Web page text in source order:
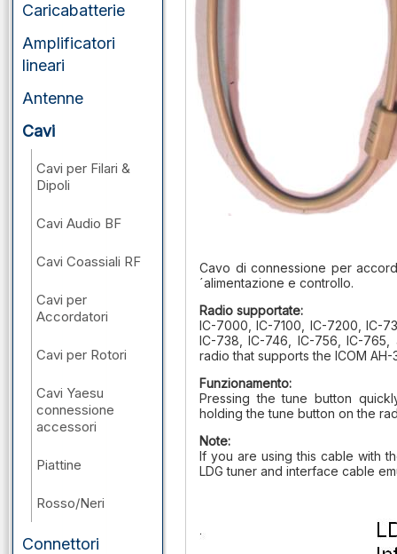
Caricabatterie
Amplificatori
lineari
Antenne
Cavi
Cavi per Filari &
Dipoli
Cavi Audio BF
Cavi Coassiali RF
Cavi per
Accordatori
Cavi per Rotori
Cavi Yaesu
connessione
accessori
Piattine
Rosso/Neri
Connettori
Cavo di connessione per
´alimentazione e controllo.
Radio supportate:
IC-7000, IC-7100, IC-7200, IC-
IC-738, IC-746, IC-756, IC-
radio that supports the ICOM
Funzionamento:
Pressing the tune button
holding the tune button on the
Note:
If you are using this cable with
LDG tuner and interface cable